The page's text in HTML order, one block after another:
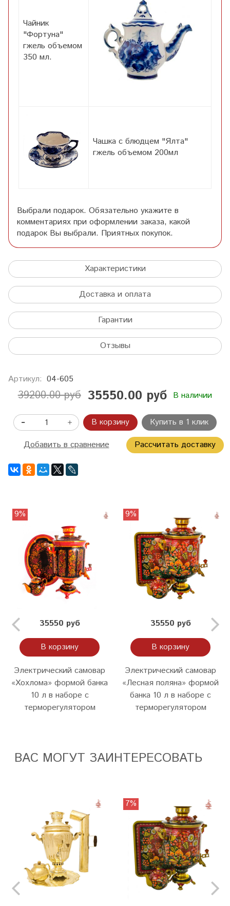
Чайник
"Фортуна"
гжель объемом
350 мл.
Чашка с блюдцем "Ялта"
гжель объемом 200мл
Выбрали подарок. Обязательно укажите в
комментариях при оформлении заказа, какой
подарок Вы выбрали. Приятных покупок.
Характеристики
Доставка и оплата
Гарантии
Отзывы
Артикул: 04-605
39200.00 руб 35550.00 руб В наличии
В корзину
Купить в 1 клик
Добавить в сравнение
Рассчитать доставку
9%
35550 руб
В корзину
Электрический самовар
«Хохлома» формой банка
10 л в наборе c
терморегулятором
9%
35550 руб
В корзину
Электрический самовар
«Лесная поляна» формой
банка 10 л в наборе с
терморегулятором
ВАС МОГУТ ЗАИНТЕРЕСОВАТЬ
7%